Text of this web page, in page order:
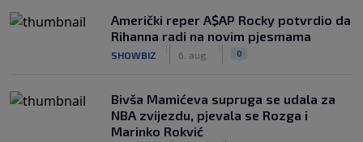
Američki reper A$AP Rocky potvrdio da
Rihanna radi na novim pjesmama
SHOWBIZ 6. aug. 0
Bivša Mamićeva supruga se udala za
NBA zvijezdu, pjevala se Rozga i
Marinko Rokvić